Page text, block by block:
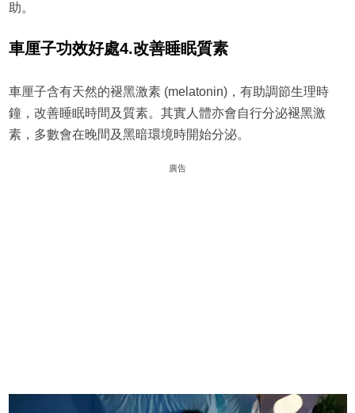
助。
車厘子功效好處4.改善睡眠質素
車厘子含有天然的褪黑激素 (melatonin)，有助調節生理時
鐘，改善睡眠時間及質素。其實人體亦會自行分泌褪黑激
素，多數會在晚間及黑暗環境時開始分泌。
廣告